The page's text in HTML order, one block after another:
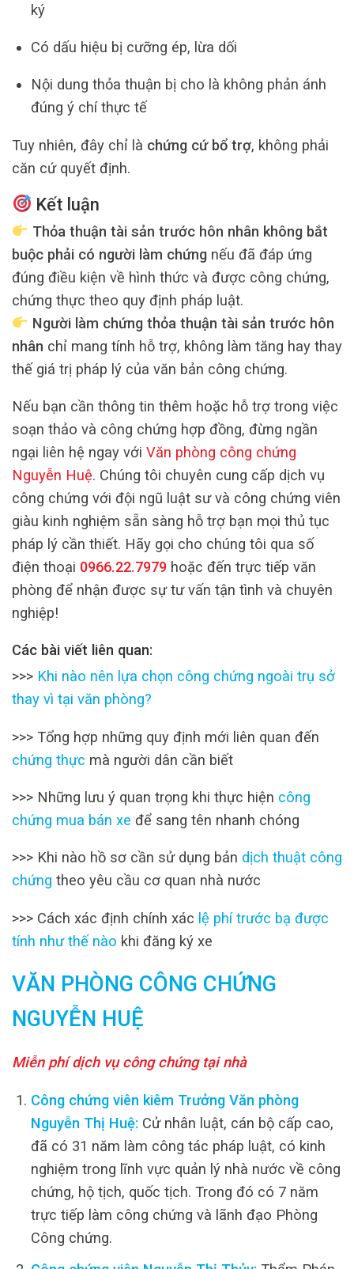
ký
Có dấu hiệu bị cưỡng ép, lừa dối
Nội dung thỏa thuận bị cho là không phản ánh
đúng ý chí thực tế
Tuy nhiên, đây chỉ là chứng cứ bổ trợ, không phải
căn cứ quyết định.
Kết luận
Thỏa thuận tài sản trước hôn nhân không bắt
buộc phải có người làm chứng nếu đã đáp ứng
đúng điều kiện về hình thức và được công chứng,
chứng thực theo quy định pháp luật.
Người làm chứng thỏa thuận tài sản trước hôn
nhân chỉ mang tính hỗ trợ, không làm tăng hay thay
thế giá trị pháp lý của văn bản công chứng.
Nếu bạn cần thông tin thêm hoặc hỗ trợ trong việc
soạn thảo và công chứng hợp đồng, đừng ngần
ngại liên hệ ngay với Văn phòng công chứng
Nguyễn Huệ. Chúng tôi chuyên cung cấp dịch vụ
công chứng với đội ngũ luật sư và công chứng viên
giàu kinh nghiệm sẵn sàng hỗ trợ bạn mọi thủ tục
pháp lý cần thiết. Hãy gọi cho chúng tôi qua số
điện thoại 0966.22.7979 hoặc đến trực tiếp văn
phòng để nhận được sự tư vấn tận tình và chuyên
nghiệp!
Các bài viết liên quan:
>>> Khi nào nên lựa chọn công chứng ngoài trụ sở
thay vì tại văn phòng?
>>> Tổng hợp những quy định mới liên quan đến
chứng thực mà người dân cần biết
>>> Những lưu ý quan trọng khi thực hiện công
chứng mua bán xe để sang tên nhanh chóng
>>> Khi nào hồ sơ cần sử dụng bản dịch thuật công
chứng theo yêu cầu cơ quan nhà nước
>>> Cách xác định chính xác lệ phí trước bạ được
tính như thế nào khi đăng ký xe
VĂN PHÒNG CÔNG CHỨNG
NGUYỄN HUỆ
Miễn phí dịch vụ công chứng tại nhà
Công chứng viên kiêm Trưởng Văn phòng
Nguyễn Thị Huệ: Cử nhân luật, cán bộ cấp cao,
đã có 31 năm làm công tác pháp luật, có kinh
nghiệm trong lĩnh vực quản lý nhà nước về công
chứng, hộ tịch, quốc tịch. Trong đó có 7 năm
trực tiếp làm công chứng và lãnh đạo Phòng
Công chứng.